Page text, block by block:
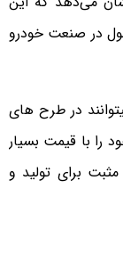
در صنعت خودرو
در طرح های
را با قیمت بسیار
برای تولید و